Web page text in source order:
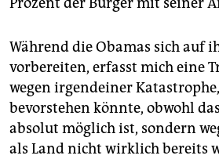
Während die Obamas sich auf
vorbereiten, erfasst mich eine
wegen irgendeiner
bevorstehen könnte, obwohl
absolut möglich ist, sondern
als Land nicht wirklich bereits